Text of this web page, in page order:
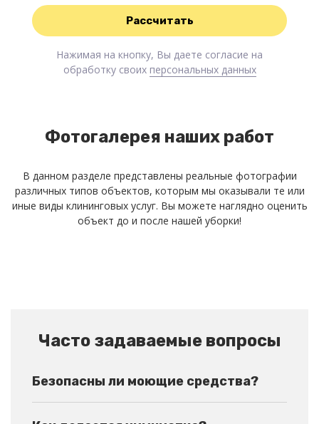
Нажимая на кнопку, Вы даете согласие на
обработку своих персональных данных
Фотогалерея наших работ
В данном разделе представлены реальные фотографии
различных типов объектов, которым мы оказывали те или
иные виды клининговых услуг. Вы можете наглядно оценить
объект до и после нашей уборки!
Часто задаваемые вопросы
Безопасны ли моющие средства?